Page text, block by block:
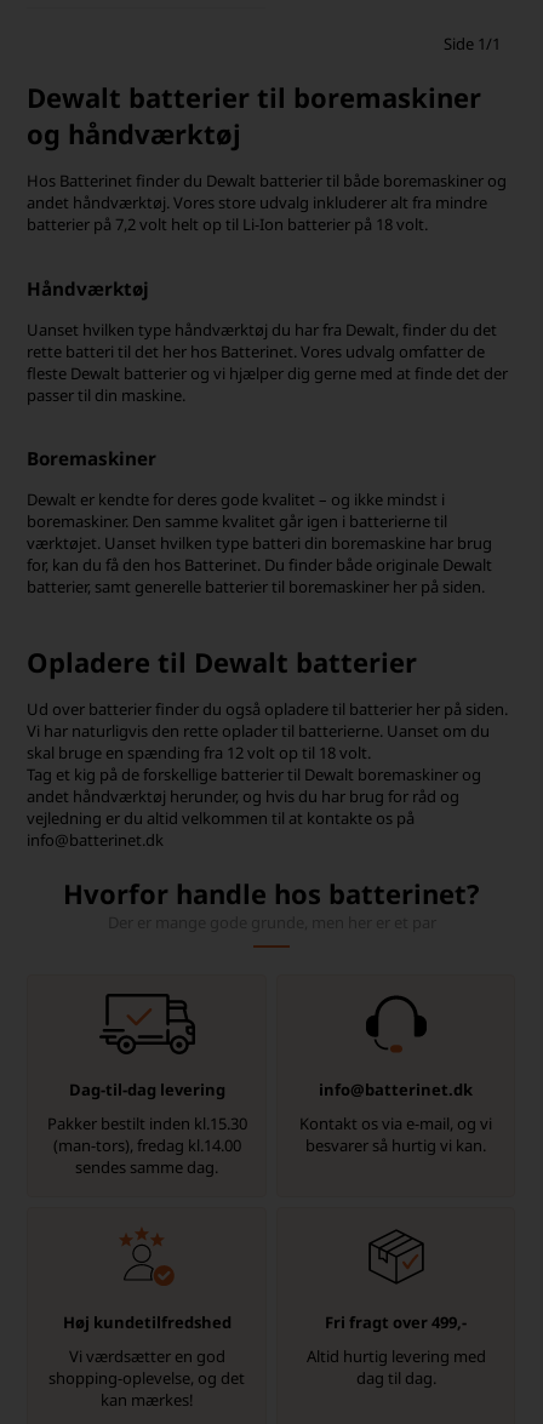
Side 1/1
Dewalt batterier til boremaskiner
og håndværktøj
Hos Batterinet finder du Dewalt batterier til både boremaskiner og
andet håndværktøj. Vores store udvalg inkluderer alt fra mindre
batterier på 7,2 volt helt op til Li-Ion batterier på 18 volt.
Håndværktøj
Uanset hvilken type håndværktøj du har fra Dewalt, finder du det
rette batteri til det her hos Batterinet. Vores udvalg omfatter de
fleste Dewalt batterier og vi hjælper dig gerne med at finde det der
passer til din maskine.
Boremaskiner
Dewalt er kendte for deres gode kvalitet – og ikke mindst i
boremaskiner. Den samme kvalitet går igen i batterierne til
værktøjet. Uanset hvilken type batteri din boremaskine har brug
for, kan du få den hos Batterinet. Du finder både originale Dewalt
batterier, samt generelle batterier til boremaskiner her på siden.
Opladere til Dewalt batterier
Ud over batterier finder du også opladere til batterier her på siden.
Vi har naturligvis den rette oplader til batterierne. Uanset om du
skal bruge en spænding fra 12 volt op til 18 volt.
Tag et kig på de forskellige batterier til Dewalt boremaskiner og
andet håndværktøj herunder, og hvis du har brug for råd og
vejledning er du altid velkommen til at kontakte os på
info@batterinet.dk
Hvorfor handle hos batterinet?
Dag-til-dag levering
Pakker bestilt inden kl.15.30
(man-tors), fredag kl.14.00
sendes samme dag.
info@batterinet.dk
Kontakt os via e-mail, og vi
besvarer så hurtig vi kan.
Høj kundetilfredshed
Vi værdsætter en god
shopping-oplevelse, og det
kan mærkes!
Fri fragt over 499,-
Altid hurtig levering med
dag til dag.